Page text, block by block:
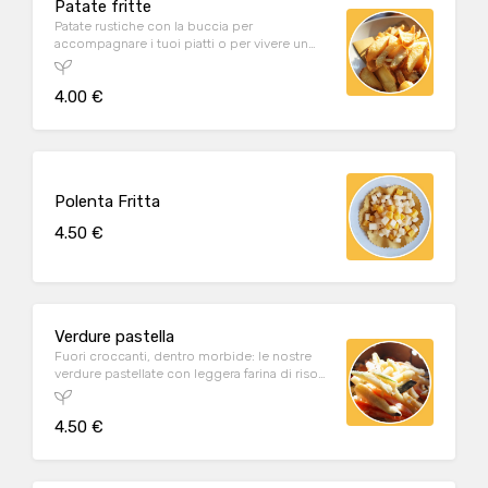
Patate fritte
Patate rustiche con la buccia per
accompagnare i tuoi piatti o per vivere un
piccolo momento di piacere.
4.00 €
Polenta Fritta
4.50 €
Verdure pastella
Fuori croccanti, dentro morbide: le nostre
verdure pastellate con leggera farina di riso
piacciono a grandi e bambini!
4.50 €